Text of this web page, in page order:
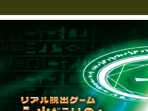
取材に関するお
他のご相談／